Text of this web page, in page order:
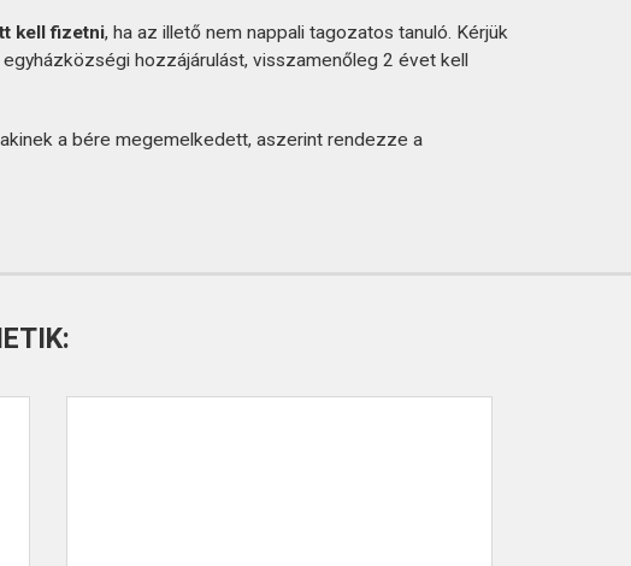
kell fizetni, ha az illető nem nappali tagozatos tanuló. Kérjük
hozzájárulást, visszamenőleg 2 évet kell
a bére megemelkedett, aszerint rendezze a